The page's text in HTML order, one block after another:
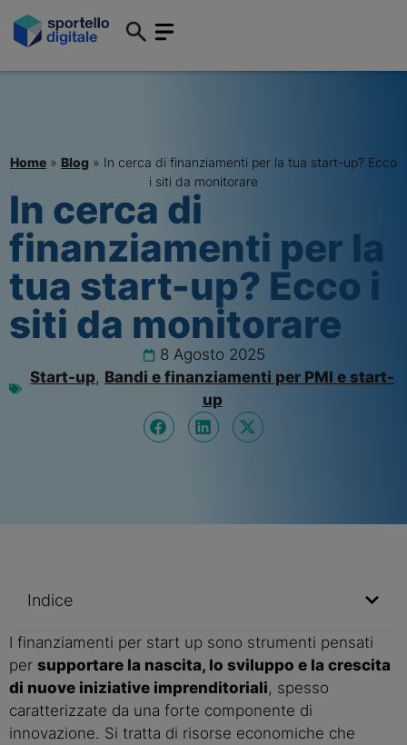
Home » Blog » In cerca di finanziamenti per la tua start-up? Ecco
i siti da monitorare
In cerca di
finanziamenti per la
tua start-up? Ecco i
siti da monitorare
8 Agosto 2025
Start-up, Bandi e finanziamenti per PMI e start-
up
Indice
I finanziamenti per start up sono strumenti pensati
per supportare la nascita, lo sviluppo e la crescita
di nuove iniziative imprenditoriali, spesso
caratterizzate da una forte componente di
innovazione. Si tratta di risorse economiche che